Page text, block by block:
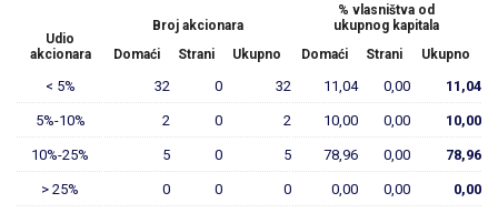
Udio
akcionara
Broj akcionara
% vlasništva od
ukupnog kapitala
Domaći
Strani Ukupno Domaći Strani Ukupno
< 5% 32 0 32 11,04 0,00 11,04
5%-10% 2 0 2 10,00 0,00 10,00
10%-25% 5 0 5 78,96 0,00 78,96
> 25% 0 0 0 0,00 0,00 0,00